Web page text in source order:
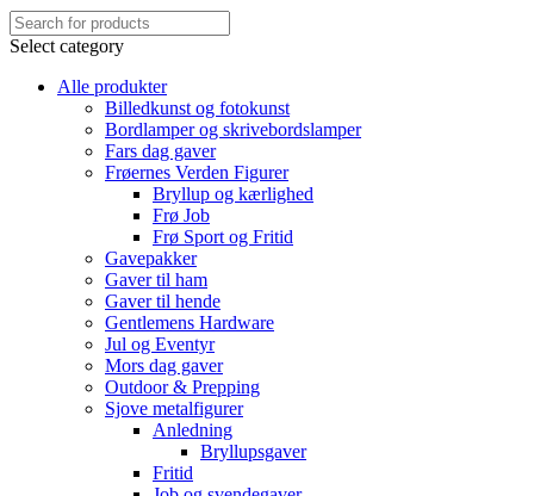
Select category
Alle produkter
Billedkunst og fotokunst
Bordlamper og skrivebordslamper
Fars dag gaver
Frøernes Verden Figurer
Bryllup og kærlighed
Frø Job
Frø Sport og Fritid
Gavepakker
Gaver til ham
Gaver til hende
Gentlemens Hardware
Jul og Eventyr
Mors dag gaver
Outdoor & Prepping
Sjove metalfigurer
Anledning
Bryllupsgaver
Fritid